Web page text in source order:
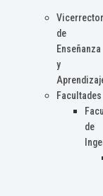
de
Enseñanza
y
Facultades
de